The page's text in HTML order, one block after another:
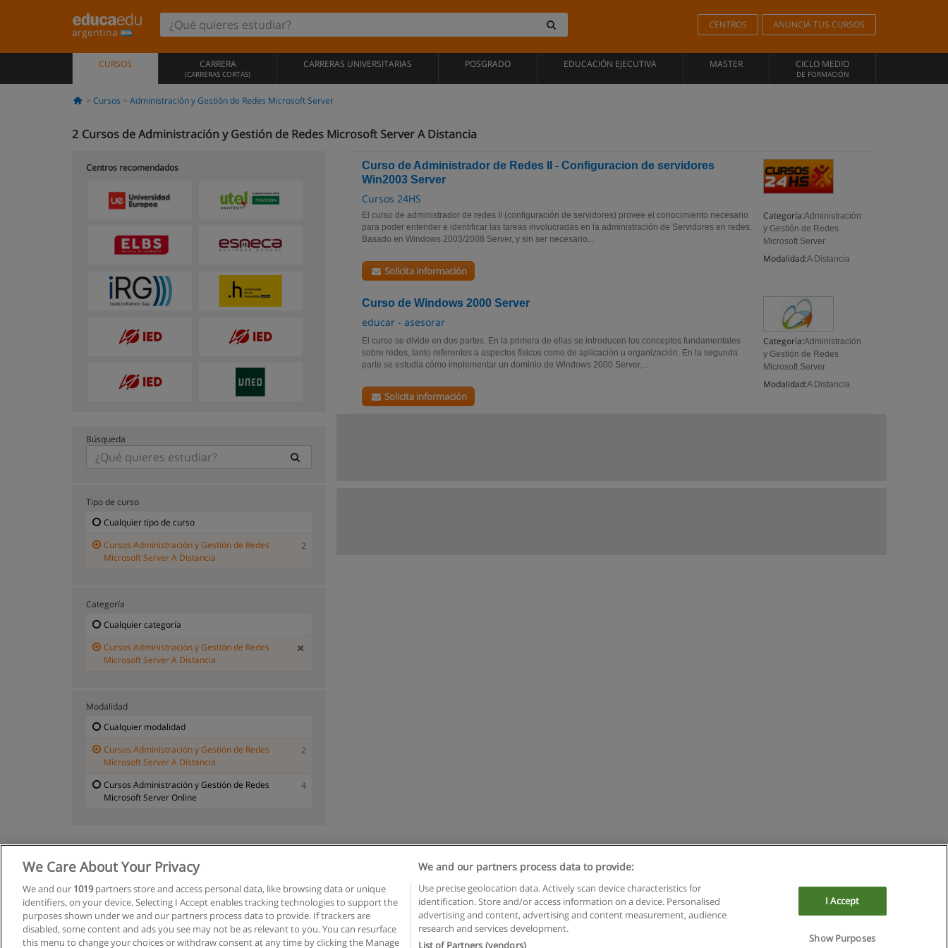
argentina
CENTROS ANUNCIÁ TUS CURSOS
CURSOS CARRERA
(CARRERAS CORTAS)
CARRERAS UNIVERSITARIAS POSGRADO EDUCACIÓN EJECUTIVA MASTER CICLO MEDIO
DE FORMACIÓN
Cursos Administración y Gestión de Redes Microsoft Server
2 Cursos de Administración y Gestión de Redes Microsoft Server A Distancia
Curso de Administrador de Redes II - Configuracion de servidores
Win2003 Server
Cursos 24HS
Categoría:Administración
y Gestión de Redes
Microsoft Server
Modalidad:A Distancia
El curso de administrador de redes II (configuración de servidores) provee el conocimiento necesario
para poder entender e identificar las tareas involucradas en la administración de Servidores en redes.
Basado en Windows 2003/2008 Server, y sin ser necesario...
Solicita información
Curso de Windows 2000 Server
educar - asesorar
Categoría:Administración
y Gestión de Redes
Microsoft Server
Modalidad:A Distancia
El curso se divide en dos partes. En la primera de ellas se introducen los conceptos fundamentales
sobre redes, tanto referentes a aspectos físicos como de aplicación u organización. En la segunda
parte se estudia cómo implementar un dominio de Windows 2000 Server,...
Solicita información
Centros recomendados
Búsqueda
Tipo de curso
Cualquier tipo de curso
Cursos Administración y Gestión de Redes
Microsoft Server A Distancia
2
Categoría
Cualquier categoría
Cursos Administración y Gestión de Redes
Microsoft Server A Distancia
Modalidad
Cualquier modalidad
Cursos Administración y Gestión de Redes
Microsoft Server A Distancia
2
Cursos Administración y Gestión de Redes
Microsoft Server Online
4
Copyright © Educaedu Business S.L. - CIF : B-95610580: - www.educaedu.com.ar
We Care About Your Privacy
We and our 1019partners store and access personal data, like browsing data or unique
identifiers, on your device. Selecting I Accept enables tracking technologies to support the
purposes shown under we and our partners process data to provide. If trackers are
disabled, some content and ads you see may not be as relevant to you. You can resurface
this menu to change your choices or withdraw consent at any time by clicking the Manage
We and our partners process data to provide:
Use precise geolocation data. Actively scan device characteristics for
identification. Store and/or access information on a device. Personalised
advertising and content, advertising and content measurement, audience
research and services development.
List of Partners (vendors)
I Accept
Show Purposes